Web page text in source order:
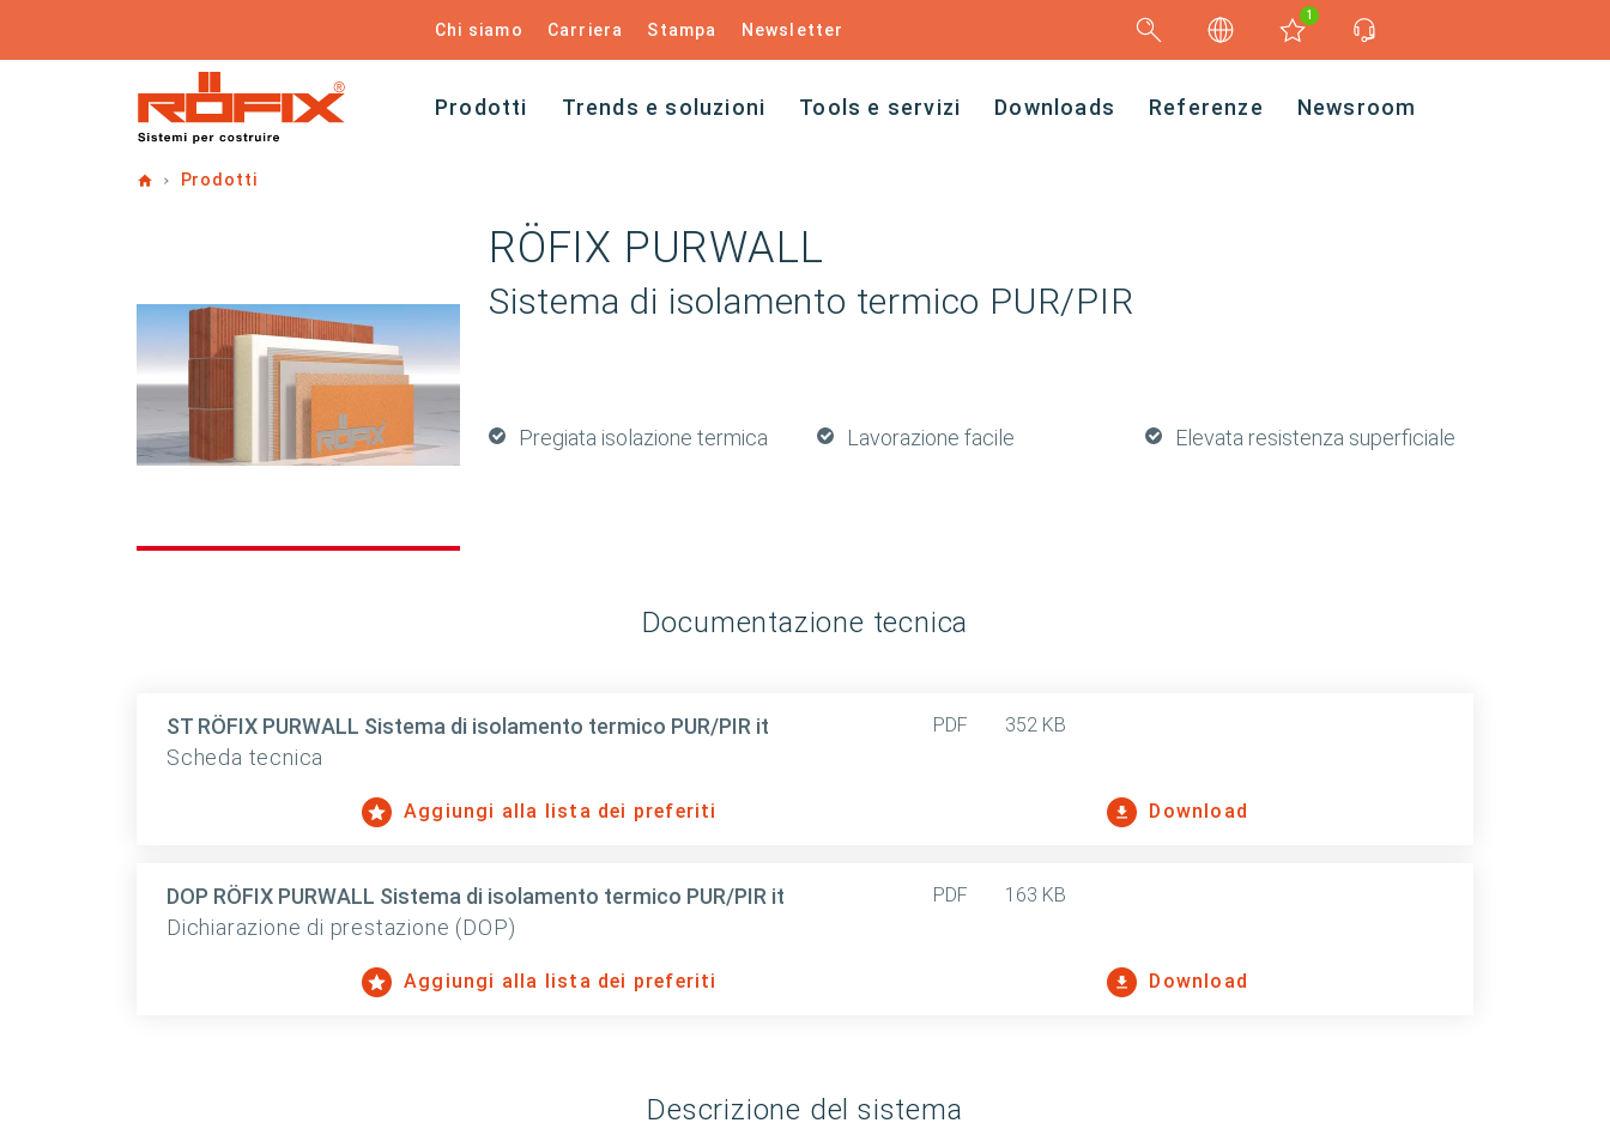
Chi siamo Carriera Stampa Newsletter
1
Prodotti Trends e soluzioni Tools e servizi Downloads Referenze Newsroom
HomeProdotti
RÖFIX PURWALL
Sistema di isolamento termico PUR/PIR
Pregiata isolazione termica Lavorazione facile Elevata resistenza superficiale
Documentazione tecnica
ST RÖFIX PURWALL Sistema di isolamento termico PUR/PIR it
Scheda tecnica
PDF 352 KB
Aggiungi alla lista dei preferiti Download
DOP RÖFIX PURWALL Sistema di isolamento termico PUR/PIR it
Dichiarazione di prestazione (DOP)
PDF 163 KB
Aggiungi alla lista dei preferiti Download
Descrizione del sistema